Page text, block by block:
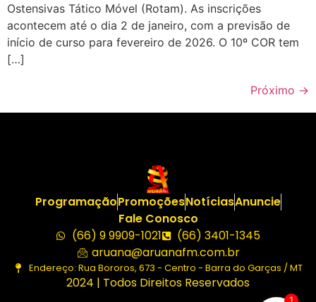
Ostensivas Tático Móvel (Rotam). As inscrições
acontecem até o dia 2 de janeiro, com a previsão de
início de curso para fevereiro de 2026. O 10º COR tem
[…]
Próximo →
ProgramaçãoPromoçõesNotíciasAnuncie
Fale Conosco
(66) 9 9909-1021
(66) 3401-1345
aruana@aruanafm.com.br
Endereço: Rua Bororos, 673 - Centro - Barra do Garças / MT
2024 | Todos Direitos Reservados